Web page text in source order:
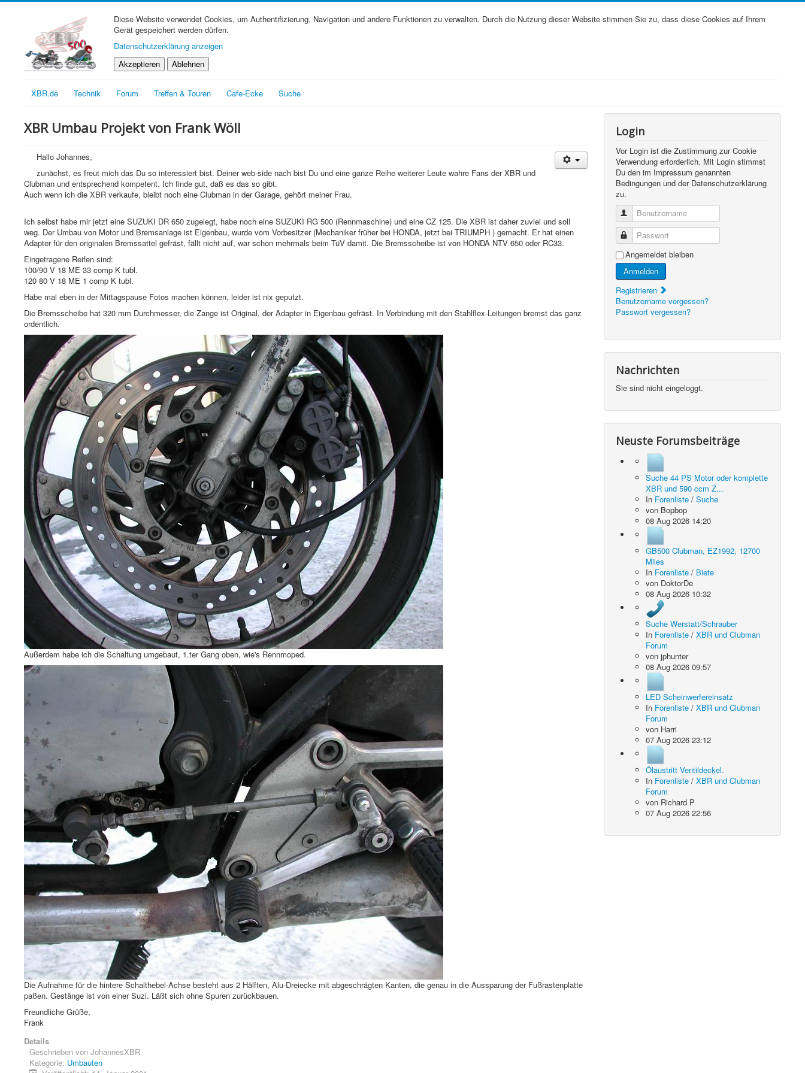
Diese Website verwendet Cookies, um Authentifizierung, Navigation und andere Funktionen zu verwalten. Durch die Nutzung dieser Website stimmen Sie zu, dass diese Cookies auf Ihrem
Gerät gespeichert werden dürfen.
Datenschutzerklärung anzeigen
Akzeptieren
Ablehnen
XBR.de Technik Forum Treffen & Touren Cafe-Ecke Suche
XBR Umbau Projekt von Frank Wöll
Hallo Johannes,
zunächst, es freut mich das Du so interessiert bist. Deiner web-side nach bist Du und eine ganze Reihe weiterer Leute wahre Fans der XBR und
Clubman und entsprechend kompetent. Ich finde gut, daß es das so gibt.
Auch wenn ich die XBR verkaufe, bleibt noch eine Clubman in der Garage, gehört meiner Frau.
Ich selbst habe mir jetzt eine SUZUKI DR 650 zugelegt, habe noch eine SUZUKI RG 500 (Rennmaschine) und eine CZ 125. Die XBR ist daher zuviel und soll
weg. Der Umbau von Motor und Bremsanlage ist Eigenbau, wurde vom Vorbesitzer (Mechaniker früher bei HONDA, jetzt bei TRIUMPH ) gemacht. Er hat einen
Adapter für den originalen Bremssattel gefräst, fällt nicht auf, war schon mehrmals beim TüV damit. Die Bremsscheibe ist von HONDA NTV 650 oder RC33.
Eingetragene Reifen sind:
100/90 V 18 ME 33 comp K tubl.
120 80 V 18 ME 1 comp K tubl.
Habe mal eben in der Mittagspause Fotos machen können, leider ist nix geputzt.
Die Bremsscheibe hat 320 mm Durchmesser, die Zange ist Original, der Adapter in Eigenbau gefräst. In Verbindung mit den Stahlflex-Leitungen bremst das ganz
ordentlich.
Außerdem habe ich die Schaltung umgebaut, 1.ter Gang oben, wie's Rennmoped.
Die Aufnahme für die hintere Schalthebel-Achse besteht aus 2 Hälften, Alu-Dreiecke mit abgeschrägten Kanten, die genau in die Aussparung der Fußrastenplatte
paßen. Gestänge ist von einer Suzi. Läßt sich ohne Spuren zurückbauen.
Freundliche Grüße,
Frank
Details
Geschrieben von JohannesXBR
Kategorie: Umbauten
Login
Vor Login ist die Zustimmung zur Cookie
Verwendung erforderlich. Mit Login stimmst
Du den im Impressum genannten
Bedingungen und der Datenschutzerklärung
zu.
Benutzername
Passwort
Angemeldet bleiben
Anmelden
Registrieren
Benutzername vergessen?
Passwort vergessen?
Nachrichten
Sie sind nicht eingeloggt.
Neuste Forumsbeiträge
Suche 44 PS Motor oder komplette
XBR und 590 ccm Z...
In Forenliste /Suche
von Bopbop
08 Aug 2026 14:20
GB500 Clubman, EZ1992, 12700
Miles
In Forenliste / Biete
von DoktorDe
08 Aug 2026 10:32
Suche Werstatt/Schrauber
In Forenliste /XBR und Clubman
Forum
vonjphunter
08 Aug 2026 09:57
LED Scheinwerfereinsatz
In Forenliste /XBR und Clubman
Forum
von Harri
07 Aug 2026 23:12
Ölaustritt Ventildeckel.
In Forenliste /XBR und Clubman
Forum
von Richard P
07 Aug 2026 22:56